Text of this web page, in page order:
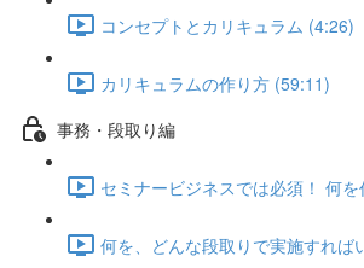
コンセプトとカリキュラム (4:26)
カリキュラムの作り方 (59:11)
事務・段取り編
セミナービジネスでは必須！ 何
何を、どんな段取りで実施すれば